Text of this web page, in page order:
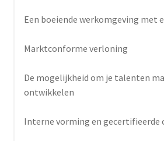
Een boeiende werkomgeving met
Marktconforme verloning
De mogelijkheid om je talenten
ontwikkelen
Interne vorming en gecertifieerde